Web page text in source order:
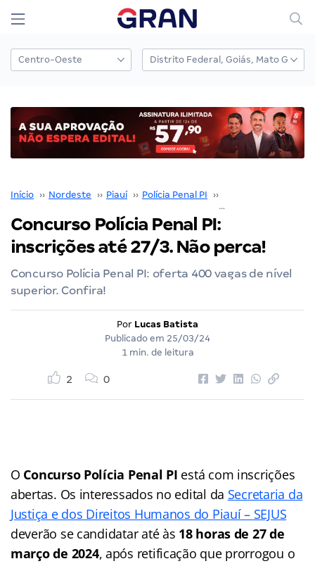
Início ›› Nordeste ›› Piauí ›› Polícia Penal PI ››
Concurso Polícia Penal PI:
inscrições até 27/3. Não perca!
Concurso Polícia Penal PI: oferta 400 vagas de nível
superior. Confira!
Por Lucas Batista
Publicado em 25/03/24
1 min. de leitura
2 0
O Concurso Polícia Penal PI está com inscrições
abertas. Os interessados no edital da Secretaria da
Justiça e dos Direitos Humanos do Piauí – SEJUS
deverão se candidatar até às 18 horas de 27 de
março de 2024, após retificação que prorrogou o